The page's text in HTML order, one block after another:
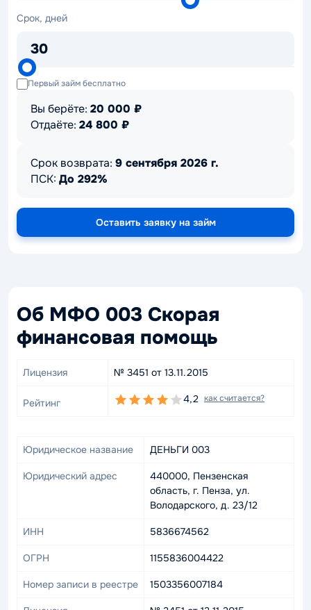
Срок, дней
30
Срок,
Первый займ бесплатно
Вы берёте: 20 000 ₽
Отдаёте: 24 800 ₽
Срок возврата: 9 сентября 2026 г.
ПСК: До 292%
Оставить заявку на займ
Об МФО 003 Скорая
финансовая помощь
Лицензия № 3451 от 13.11.2015
Рейтинг 4,2 как считается?
Юридическое название ДЕНЬГИ 003
Юридический адрес
440000, Пензенская
область, г. Пенза, ул.
Володарского, д. 23/12
ИНН 5836674562
ОГРН 1155836004422
Номер записи в реестре 1503356007184